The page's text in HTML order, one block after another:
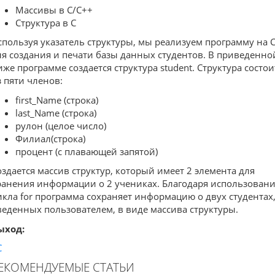
Массивы в C/C++
Структура в C
указатель структуры, мы реализуем программу на C
создания и печати базы данных студентов. В
программе создается структура student. Структура
пяти членов:
first_Name (строка)
last_Name (строка)
рулон (целое число)
Филиал(строка)
процент (с плавающей запятой)
массив структур, который имеет 2 элемента для
информации о 2 учениках. Благодаря
for программа сохраняет информацию о двух студентах,
пользователем, в виде массива структуры.
СТАТЬИ